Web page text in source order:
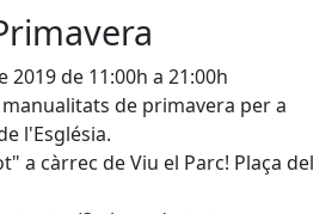
2019 de 11:00h a 21:00h
de primavera per a
l'Església.
a càrrec de Viu el Parc! Plaça del